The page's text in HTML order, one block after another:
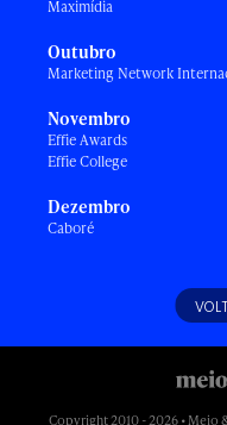
Maximídia
Outubro
Marketing Network
Novembro
Effie Awards
Effie College
Dezembro
Caboré
Copyright 2010 - 2026 • Meio